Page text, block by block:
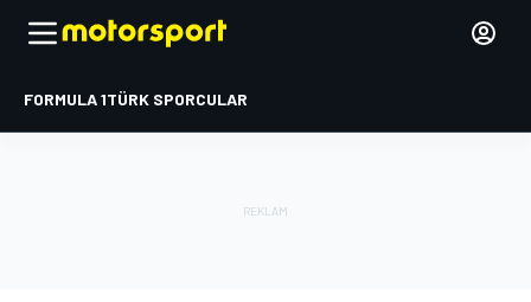
FORMULA 1TÜRK SPORCULAR